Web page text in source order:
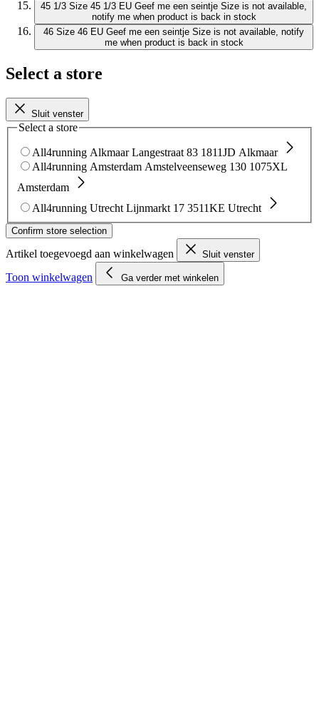
45 1/3 Size 45 1/3 EU Geef me een seintje Size is not available,
notify me when product is back in stock
46 Size 46 EU Geef me een seintje Size is not available, notify
me when product is back in stock
Select a store
Sluit venster
Select a store
All4running Alkmaar Langestraat 83 1811JD Alkmaar
All4running Amsterdam Amstelveenseweg 130 1075XL
Amsterdam
All4running Utrecht Lijnmarkt 17 3511KE Utrecht
Confirm store selection
Artikel toegevoegd aan winkelwagen Sluit venster
Toon winkelwagen Ga verder met winkelen